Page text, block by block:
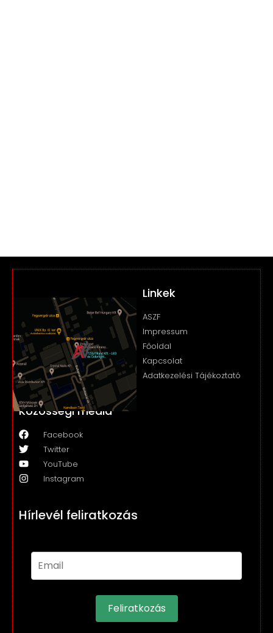
Linkek
ASZF
Impressum
Főoldal
Kapcsolat
Adatkezelési Tájékoztató
Közösségi média
Facebook
Twitter
YouTube
Instagram
Hírlevél feliratkozás
Feliratkozás